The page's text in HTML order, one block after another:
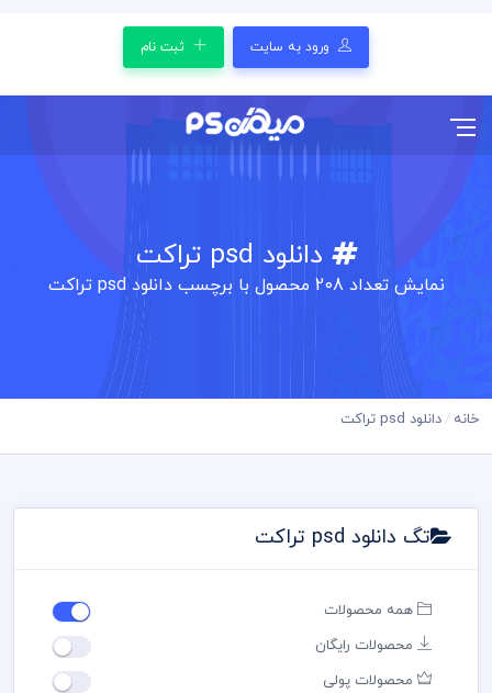
ورود به سایت ثبت نام
دانلود psd تراکت
نمایش تعداد208 محصول با برچسب دانلود psd تراکت
خانه دانلود psd تراکت
تگ دانلود psd تراکت
همه محصولات
محصولات رایگان
محصولات پولی